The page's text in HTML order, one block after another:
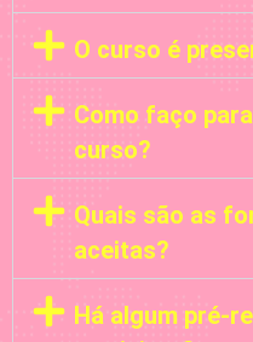
O curso é
Como faço
curso?
Quais são as
aceitas?
Há algum pré-